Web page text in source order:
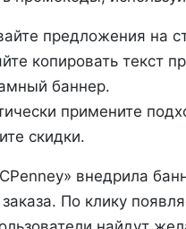
предложения на
копировать текст
баннер.
примените
скидки.
внедрила
По клику